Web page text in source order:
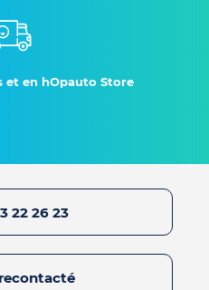
et en hOpauto Store
22 26 23